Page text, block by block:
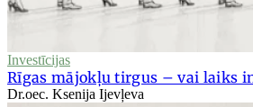
Investīcijas
Rīgas mājokļu tirgus – vai laiks
Dr.oec. Ksenija Ijevļeva